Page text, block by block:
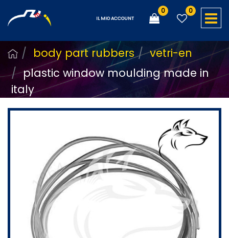
IL MIO ACCOUNT
0 0
body part rubbers
vetri-en
plastic window moulding made in
italy